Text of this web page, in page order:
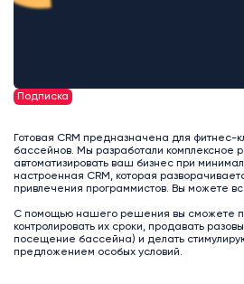
Подписка
Готовая CRM предназначена для фитнес-
бассейнов. Мы разработали комплексное
автоматизировать ваш бизнес при
настроенная CRM, которая
привлечения программистов. Вы можете
С помощью нашего решения вы сможете
контролировать их сроки, продавать
посещение бассейна) и делать
предложением особых условий.